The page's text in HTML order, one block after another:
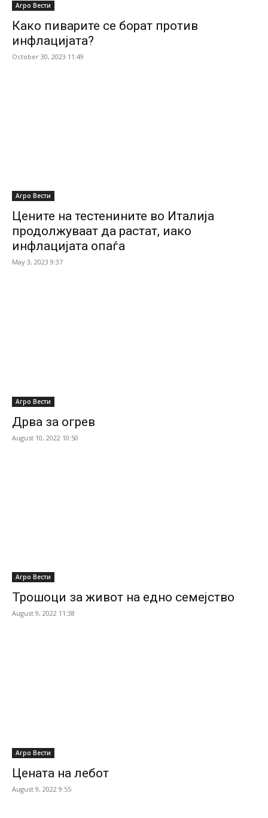
Агро Вести
Како пиварите се борат против
инфлацијата?
October 30, 2023 11:49
Агро Вести
Цените на тестенините во Италија
продолжуваат да растат, иако
инфлацијата опаѓа
May 3, 2023 9:37
Агро Вести
Дрва за огрев
August 10, 2022 10:50
Агро Вести
Трошоци за живот на едно семејство
August 9, 2022 11:38
Агро Вести
Цената на лебот
August 9, 2022 9:55